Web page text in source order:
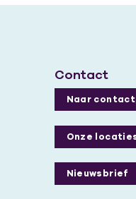
Contact
Naar
Onze
Nieuwsbrief